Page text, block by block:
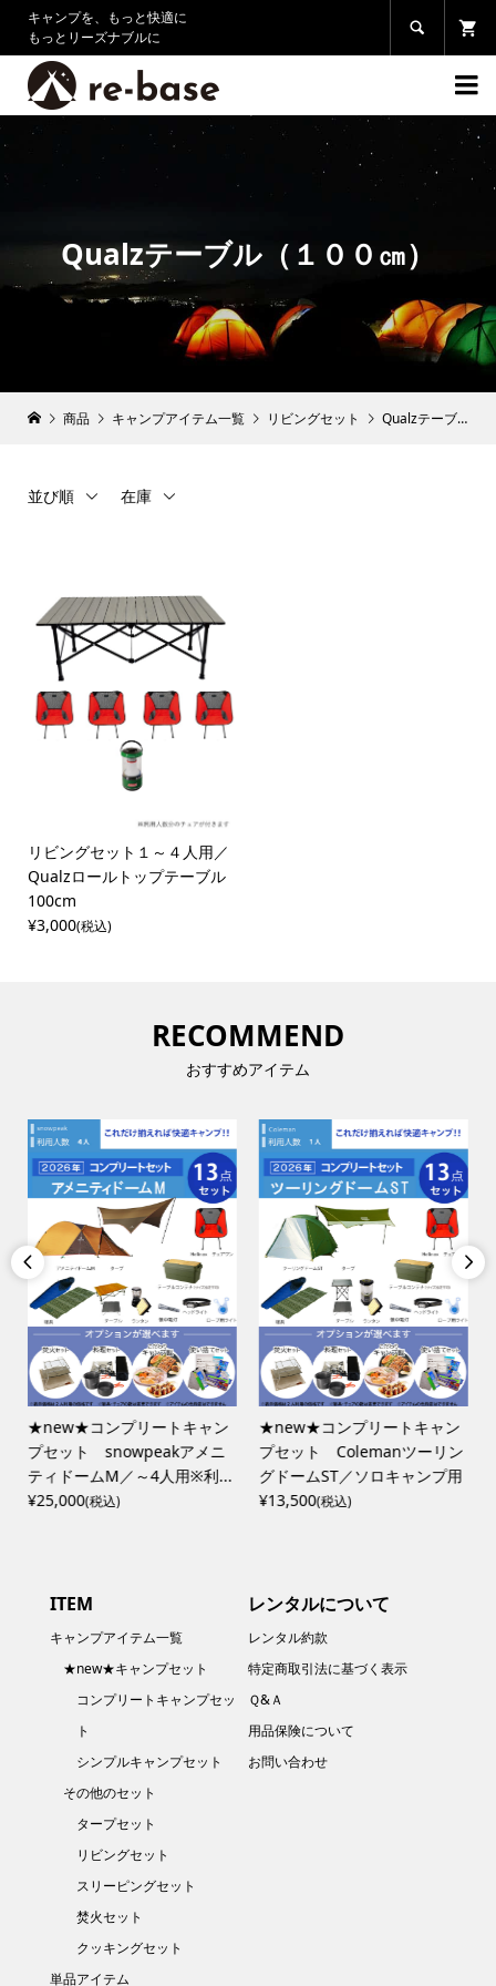
キャンプを、もっと快適に
もっとリーズナブルに


Qualzテーブル（１００㎝）
商品 キャンプアイテム一覧 リビングセット Qualzテーブル（１００㎝）
並び順 在庫
リビングセット１～４人用／
Qualzロールトップテーブル
100cm
¥3,000(税込)
RECOMMEND
おすすめアイテム

★new★コンプリートキャン
プセット snowpeakアメニ
ティドームM／～4人用※利...
¥25,000(税込)
★new★コンプリートキャン
プセット Colemanツーリン
グドームST／ソロキャンプ用
¥13,500(税込)

ITEM
キャンプアイテム一覧
★new★キャンプセット
コンプリートキャンプセッ
ト
シンプルキャンプセット
その他のセット
タープセット
リビングセット
スリーピングセット
焚火セット
クッキングセット
単品アイテム
レンタルについて
レンタル約款
特定商取引法に基づく表示
Ｑ&Ａ
用品保険について
お問い合わせ